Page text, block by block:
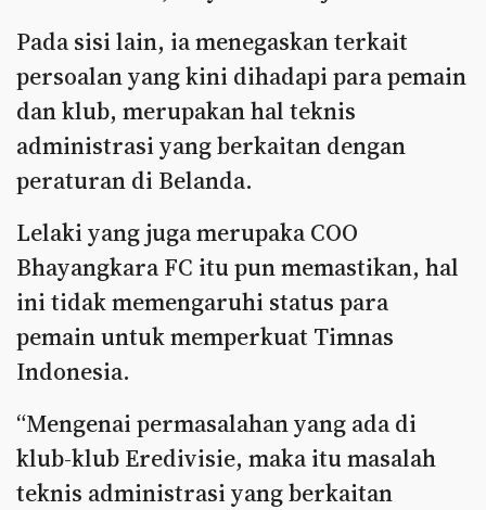
Pada sisi lain, ia menegaskan terkait
persoalan yang kini dihadapi para pemain
dan klub, merupakan hal teknis
administrasi yang berkaitan dengan
peraturan di Belanda.
Lelaki yang juga merupaka COO
Bhayangkara FC itu pun memastikan, hal
ini tidak memengaruhi status para
pemain untuk memperkuat Timnas
Indonesia.
“Mengenai permasalahan yang ada di
klub-klub Eredivisie, maka itu masalah
teknis administrasi yang berkaitan